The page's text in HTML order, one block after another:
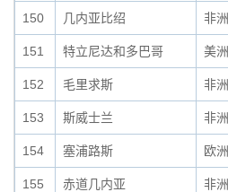
150 几内亚比绍 非洲
151 特立尼达和多巴哥 美洲
152 毛里求斯 非洲
153 斯威士兰 非洲
154 塞浦路斯 欧洲
155 赤道几内亚 非洲